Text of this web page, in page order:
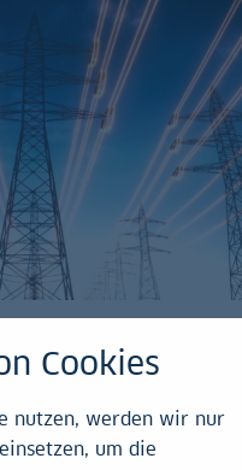
Prozess
Cookies
nutzen, werden wir nur
um die